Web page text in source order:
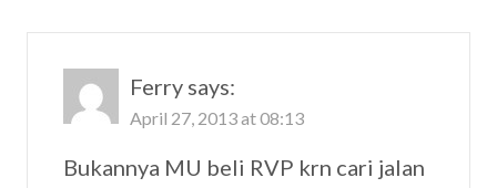
Ferry says:
April 27, 2013 at 08:13
Bukannya MU beli RVP krn cari jalan